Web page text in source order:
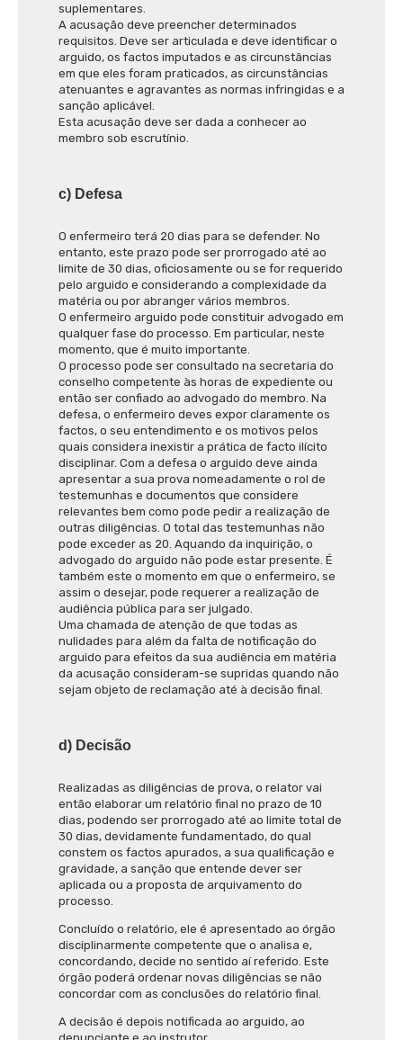
suplementares.
A acusação deve preencher determinados
requisitos. Deve ser articulada e deve identificar o
arguido, os factos imputados e as circunstâncias
em que eles foram praticados, as circunstâncias
atenuantes e agravantes as normas infringidas e a
sanção aplicável.
Esta acusação deve ser dada a conhecer ao
membro sob escrutínio.
c) Defesa
O enfermeiro terá 20 dias para se defender. No
entanto, este prazo pode ser prorrogado até ao
limite de 30 dias, oficiosamente ou se for requerido
pelo arguido e considerando a complexidade da
matéria ou por abranger vários membros.
O enfermeiro arguido pode constituir advogado em
qualquer fase do processo. Em particular, neste
momento, que é muito importante.
O processo pode ser consultado na secretaria do
conselho competente às horas de expediente ou
então ser confiado ao advogado do membro. Na
defesa, o enfermeiro deves expor claramente os
factos, o seu entendimento e os motivos pelos
quais considera inexistir a prática de facto ilícito
disciplinar. Com a defesa o arguido deve ainda
apresentar a sua prova nomeadamente o rol de
testemunhas e documentos que considere
relevantes bem como pode pedir a realização de
outras diligências. O total das testemunhas não
pode exceder as 20. Aquando da inquirição, o
advogado do arguido não pode estar presente. É
também este o momento em que o enfermeiro, se
assim o desejar, pode requerer a realização de
audiência pública para ser julgado.
Uma chamada de atenção de que todas as
nulidades para além da falta de notificação do
arguido para efeitos da sua audiência em matéria
da acusação consideram-se supridas quando não
sejam objeto de reclamação até à decisão final.
d) Decisão
Realizadas as diligências de prova, o relator vai
então elaborar um relatório final no prazo de 10
dias, podendo ser prorrogado até ao limite total de
30 dias, devidamente fundamentado, do qual
constem os factos apurados, a sua qualificação e
gravidade, a sanção que entende dever ser
aplicada ou a proposta de arquivamento do
processo.
Concluído o relatório, ele é apresentado ao órgão
disciplinarmente competente que o analisa e,
concordando, decide no sentido aí referido. Este
órgão poderá ordenar novas diligências se não
concordar com as conclusões do relatório final.
A decisão é depois notificada ao arguido, ao